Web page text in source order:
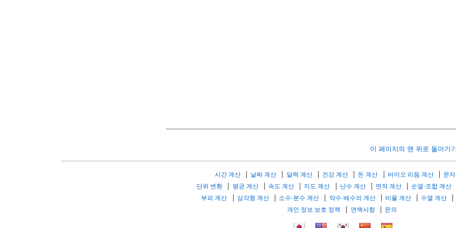
이 페이지의 맨 위로 돌아가기
시간 계산 날짜 계산 달력 계산 건강 계산 돈 계산 바이오 리듬 계산
문
단위 변환
평균 계산 속도 계산 지도 계산 난수 계산 면적 계산 순열·조합 계산
부피 계산
삼각형 계산 소수·분수 계산 약수·배수의 계산 비율 계산 수열 계산
개인 정보 보호 정책
면책사항 문의